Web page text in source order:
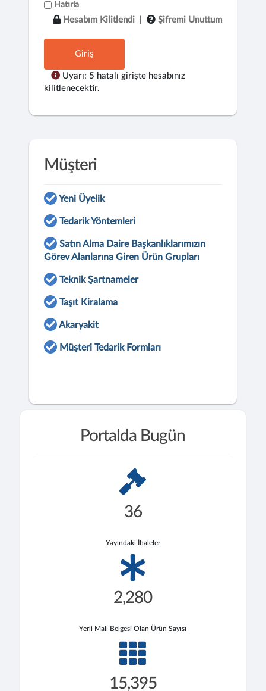
Hatırla
Hesabım Kilitlendi Şifremi Unuttum
Giriş
Uyarı: 5 hatalı girişte hesabınız
kilitlenecektir.
Müşteri
Yeni Üyelik
Tedarik Yöntemleri
Satın Alma Daire Başkanlıklarımızın
Görev Alanlarına Giren Ürün Grupları
Teknik Şartnameler
Taşıt Kiralama
Akaryakit
Müşteri Tedarik Formları
Portalda Bugün
36
Yayındaki İhaleler
2,280
Yerli Malı Belgesi Olan Ürün Sayısı
15,395